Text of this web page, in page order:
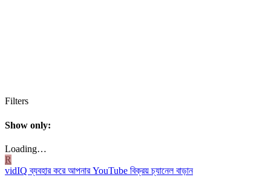
Filters
Show only:
Loading…
R
vidIQ ব্যবহার করে আপনার YouTube বিক্রয় চ্যানেল বাড়ান